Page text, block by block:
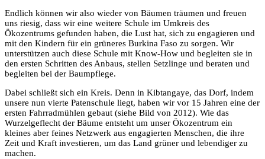
Endlich können wir also wieder von Bäumen träumen und freuen
uns riesig, dass wir eine weitere Schule im Umkreis des
Ökozentrums gefunden haben, die Lust hat, sich zu engagieren und
mit den Kindern für ein grüneres Burkina Faso zu sorgen. Wir
unterstützen auch diese Schule mit Know-How und begleiten sie in
den ersten Schritten des Anbaus, stellen Setzlinge und beraten und
begleiten bei der Baumpflege.
Dabei schließt sich ein Kreis. Denn in Kibtangaye, das Dorf, indem
unsere nun vierte Patenschule liegt, haben wir vor 15 Jahren eine der
ersten Fahrradmühlen gebaut (siehe Bild von 2012). Wie das
Wurzelgeflecht der Bäume entsteht um unser Ökozentrum ein
kleines aber feines Netzwerk aus engagierten Menschen, die ihre
Zeit und Kraft investieren, um das Land grüner und lebendiger zu
machen.